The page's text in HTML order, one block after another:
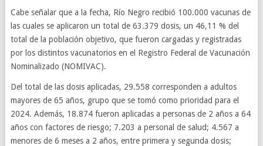
Cabe señalar que a la fecha, Río Negro recibió 100.000 vacunas de
las cuales se aplicaron un total de 63.379 dosis, un 46,11 % del
total de la población objetivo, que fueron cargadas y registradas
por los distintos vacunatorios en el Registro Federal de Vacunación
Nominalizado (NOMIVAC).
Del total de las dosis aplicadas, 29.558 corresponden a adultos
mayores de 65 años, grupo que se tomó como prioridad para el
2024. Además, 18.874 fueron aplicadas a personas de 2 años a 64
años con factores de riesgo; 7.203 a personal de salud; 4.567 a
menores de 6 meses a 2 años, entre primera y segunda dosis;